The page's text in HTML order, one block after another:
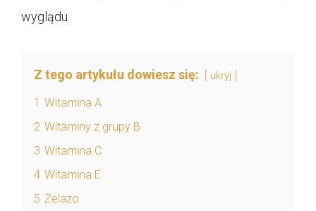
wyglądu.
Z tego artykułu dowiesz się: ukryj
1 Witamina A
2 Witaminy z grupy B
3 Witamina C
4 Witamina E
5 Żelazo